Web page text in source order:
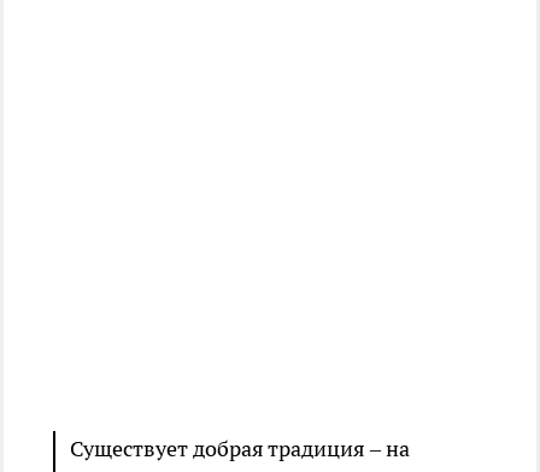
Существует добрая традиция – на